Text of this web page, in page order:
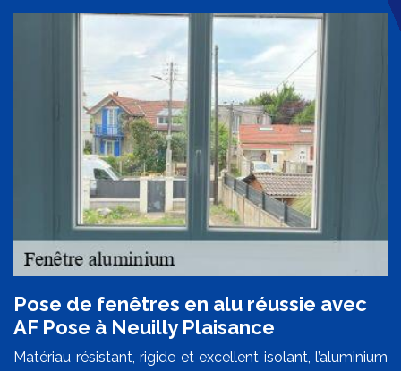
Pose de fenêtres en alu réussie avec
AF Pose à Neuilly Plaisance
Matériau résistant, rigide et excellent isolant, l’aluminium